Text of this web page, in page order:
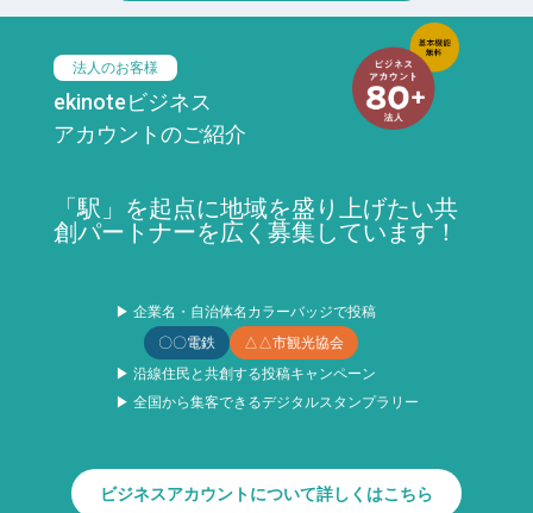
法人のお客様
ekinoteビジネス
アカウントのご紹介
「駅」を起点に地域を盛り上げたい共
創パートナーを広く募集しています！
▶ 企業名・自治体名カラーバッジで投稿
〇〇電鉄
△△市観光協会
▶ 沿線住民と共創する投稿キャンペーン
▶ 全国から集客できるデジタルスタンプラリー
ビジネスアカウントについて詳しくはこちら